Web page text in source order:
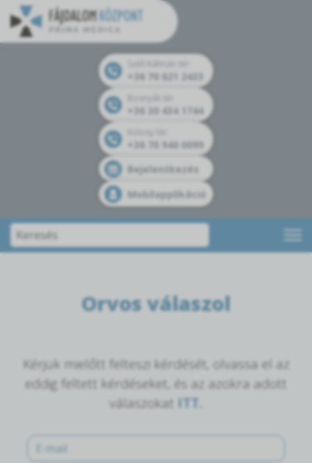
+36 70 621 2433
+36 30 434 1744
+36 70 940 0099
Bejelentkezés
Mobilapplikáció
Orvos válaszol
Kérjük mielőtt felteszi kérdését, olvassa el az
eddig feltett kérdéseket, és az azokra adott
válaszokat ITT.